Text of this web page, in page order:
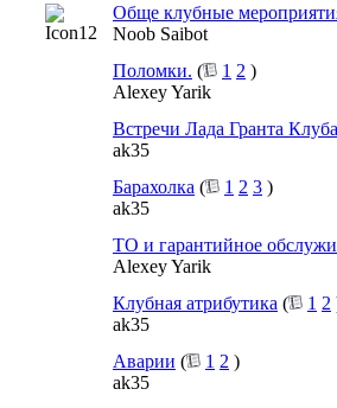
Обще клубные
Noob Saibot
Поломки. ( 1 2 )
Alexey Yarik
Встречи Лада Гранта Клуба
ak35
Барахолка ( 1 2 3 )
ak35
ТО и гарантийное
Alexey Yarik
Клубная атрибутика ( 1 2
ak35
Аварии ( 1 2 )
ak35